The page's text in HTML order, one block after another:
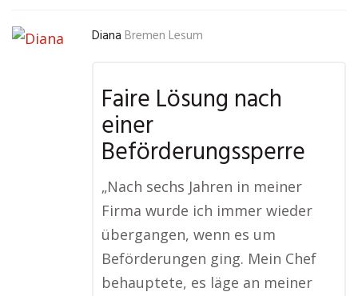
Diana Bremen Lesum
Faire Lösung nach
einer
Beförderungssperre
„Nach sechs Jahren in meiner
Firma wurde ich immer wieder
übergangen, wenn es um
Beförderungen ging. Mein Chef
behauptete, es läge an meiner